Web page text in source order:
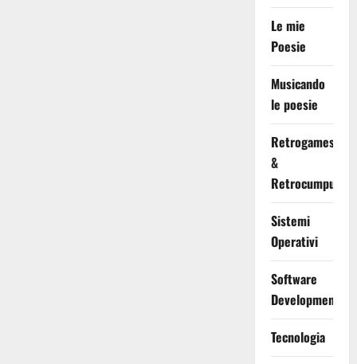
Le mie
Poesie
Musicando
le poesie
Retrogames
&
Retrocumputing
Sistemi
Operativi
Software
Development
Tecnologia